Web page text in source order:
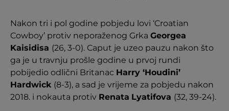
Nakon tri i pol godine pobjedu lovi ‘Croatian
Cowboy’ protiv neporaženog Grka Georgea
Kaisidisa (26, 3-0). Caput je uzeo pauzu nakon što
ga je u travnju prošle godine u prvoj rundi
pobijedio odlični Britanac Harry ‘Houdini’
Hardwick (8-3), a sad je vrijeme za pobjedu nakon
2018. i nokauta protiv Renata Lyatifova (32, 39-24).